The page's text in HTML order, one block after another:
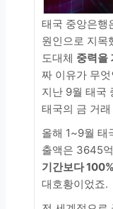
태국 중앙은행
원인으로 지목
도대체 중력을
짜 이유가 무
지난 9월 태국
태국의 금 거
올해 1~9월 태
출액은 3645
기간보다
대호황이었죠.